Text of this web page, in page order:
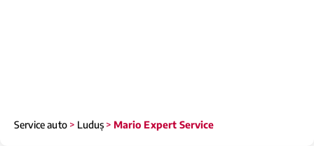
Service auto> Luduș > Mario Expert Service